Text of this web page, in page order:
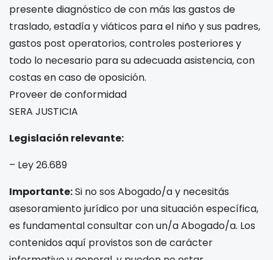
presente diagnóstico decon más las gastos de
traslado, estadía y viáticos para el niño y sus padres,
gastos post operatorios, controles posteriores y
todo lo necesario para su adecuada asistencia, con
costas en caso de oposición.
Proveer de conformidad
SERA JUSTICIA
Legislación relevante:
– Ley 26.689
Importante:Si no sos Abogado/a y necesitás
asesoramiento jurídico por una situación específica,
es fundamental consultar con un/a Abogado/a. Los
contenidos aquí provistos son de carácter